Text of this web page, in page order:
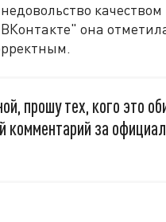
она
прошу тех, кого это
комментарий за